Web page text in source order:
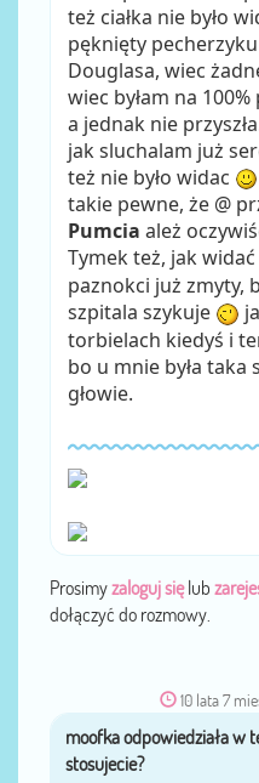
też ciałka nie było
pęknięty
Douglasa, wiec
wiec byłam na
a jednak nie
jak sluchalam już
też nie było widac
takie pewne, że @
Pumcia ależ
Tymek też, jak widać
paznokci już zmyty,
szpitala szykuje
torbielach kiedyś i
bo u mnie była
głowie.
Prosimyzaloguj sięlub
dołączyć do rozmowy.
10 lata 7
przez